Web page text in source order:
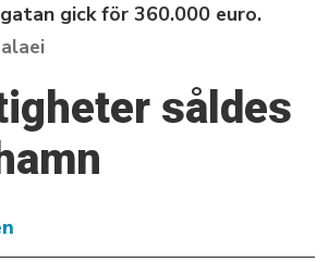
gick för 360.000 euro.
såldes